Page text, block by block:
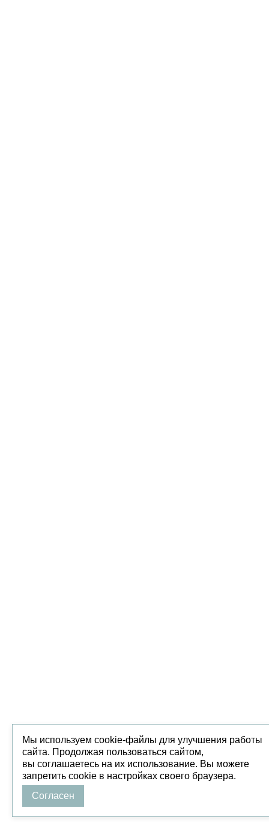
Мы используем cookie-файлы для улучшения работы
сайта. Продолжая пользоваться сайтом,
вы соглашаетесь на их использование. Вы можете
запретить cookie в настройках своего браузера.
Согласен